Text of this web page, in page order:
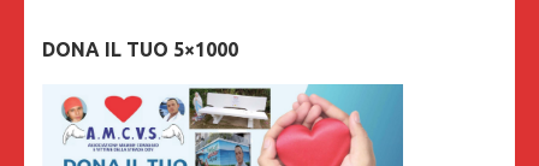
DONA IL TUO 5×1000